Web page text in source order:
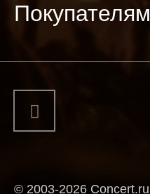
Покупателям
© 2003-2026 Concert.ru